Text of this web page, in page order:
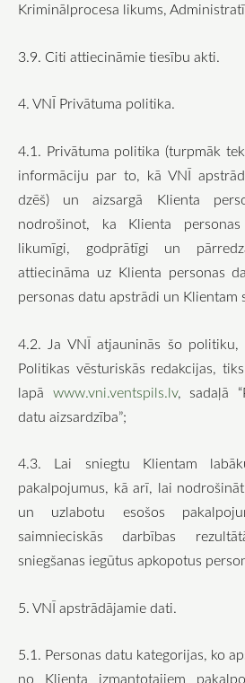
Kriminālprocesa likums,
3.9. Citi attiecināmie tiesību akti.
4. VNĪ Privātuma politika.
4.1. Privātuma politika (turpmāk
informāciju par to, kā VNĪ
dzēš) un aizsargā Klienta
nodrošinot, ka Klienta
likumīgi, godprātīgi un
attiecināma uz Klienta personas
personas datu apstrādi un Klientam
4.2. Ja VNĪ atjauninās šo
Politikas vēsturiskās redakcijas,
lapā www.vni.ventspils.lv, sadaļā
datu aizsardzība”;
4.3. Lai sniegtu Klientam
pakalpojumus, kā arī, lai
un uzlabotu esošos
saimnieciskās darbības
sniegšanas iegūtus apkopotus
5. VNĪ apstrādājamie dati.
5.1. Personas datu kategorijas, ko
no Klienta izmantotajiem